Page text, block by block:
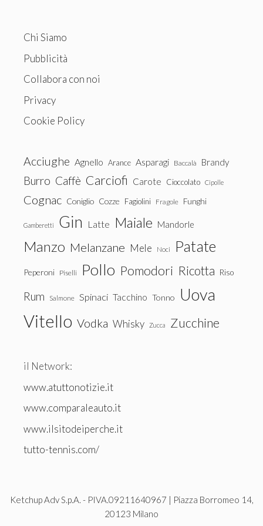
Chi Siamo
Pubblicità
Collabora con noi
Privacy
Cookie Policy
Acciughe Agnello Arance Asparagi Baccalà Brandy
Burro Caffè Carciofi Carote Cioccolato Cipolle
Cognac Coniglio Cozze Fagiolini Fragole Funghi
Gamberetti Gin Latte Maiale Mandorle
Manzo Melanzane Mele Noci Patate
Peperoni Piselli Pollo Pomodori Ricotta Riso
Rum Salmone Spinaci Tacchino Tonno Uova
Vitello Vodka Whisky Zucca Zucchine
il Network:
www.atuttonotizie.it
www.comparaleauto.it
www.ilsitodeiperche.it
tutto-tennis.com/
Ketchup Adv S.p.A. - PIVA.09211640967 | Piazza Borromeo 14,
20123 Milano